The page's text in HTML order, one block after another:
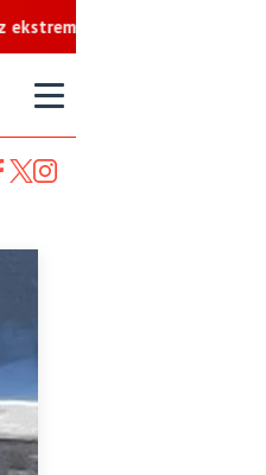
priliku koristi za netrpeljivost